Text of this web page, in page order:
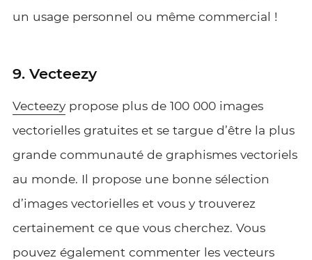
un usage personnel ou même commercial !
9. Vecteezy
Vecteezypropose plus de 100 000 images
vectorielles gratuites et se targue d’être la plus
grande communauté de graphismes vectoriels
au monde. Il propose une bonne sélection
d’images vectorielles et vous y trouverez
certainement ce que vous cherchez. Vous
pouvez également commenter les vecteurs